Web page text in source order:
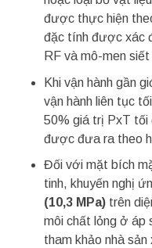
được thực hiện
đặc tính được xác
RF và mô-men
Khi vận hành gần
vận hành liên tục
50% giá trị PxT tối
được đưa ra theo
Đối với mặt bích
tinh, khuyến nghị
(10,3 MPa)trên
môi chất lỏng ở áp
tham khảo nhà